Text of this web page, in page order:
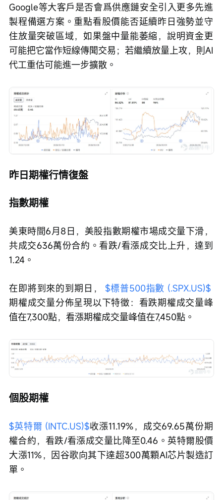
Google等大客戶是否會爲供應鏈安全引入更多先進
製程備選方案。重點看股價能否延續昨日強勢並守
住放量突破區域，如果盤中量能萎縮，說明資金更
可能把它當作短線傳聞交易；若繼續放量上攻，則AI
代工重估可能進一步擴散。
昨日期權行情復盤
指數期權
美東時間6月8日，美股指數期權市場成交量下滑，
共成交636萬份合約。看跌/看漲成交比上升，達到
1.24。
在即將到來的到期日， $標普500指數 (.SPX.US)$
期權成交量分佈呈現以下特徵：看跌期權成交量峰
值在7,300點，看漲期權成交量峰值在7,450點。
個股期權
$英特爾 (INTC.US)$收漲11.19%，成交69.65萬份期
權合約，看跌/看漲成交量比降至0.46。英特爾股價
大漲11%，因谷歌向其下達超300萬顆AI芯片製造訂
單。